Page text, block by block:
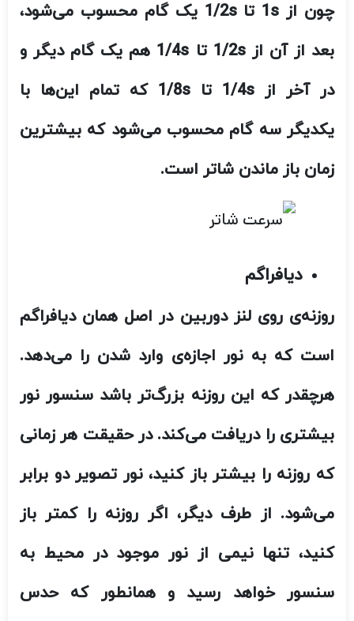
چون از 1 s تا 1/2s
یک گام محسوب می‌شود،
بعد از آن از 1/2s تا 1/4 s
هم یک گام دیگر و
در آخر از 1/4 s تا 1/8 s
که تمام این‌ها با
یکدیگر سه گام محسوب می‌شود که بیشترین
زمان باز ماندن شاتر است.
دیافراگم
روزنه‌ی روی لنز دوربین در اصل همان دیافراگم
است که به نور اجازه‌ی وارد شدن را می‌دهد.
هرچقدر که این روزنه بزرگ‌تر باشد سنسور نور
بیشتری را دریافت می‌کند. در حقیقت هر زمانی
که روزنه را بیشتر باز کنید، نور تصویر دو برابر
می‌شود. از طرف دیگر، اگر روزنه را کمتر باز
کنید، تنها نیمی از نور موجود در محیط به
سنسور خواهد رسید و همانطور که حدس